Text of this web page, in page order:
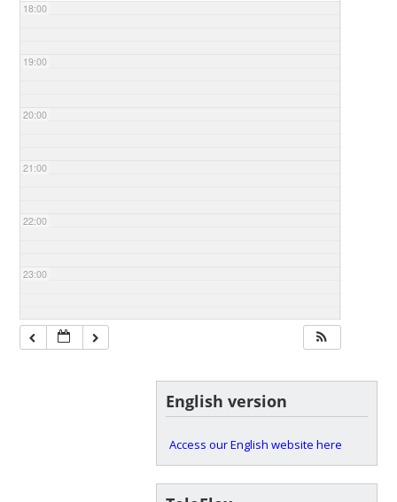
18:00
19:00
20:00
21:00
22:00
23:00
English version
Access our English website here